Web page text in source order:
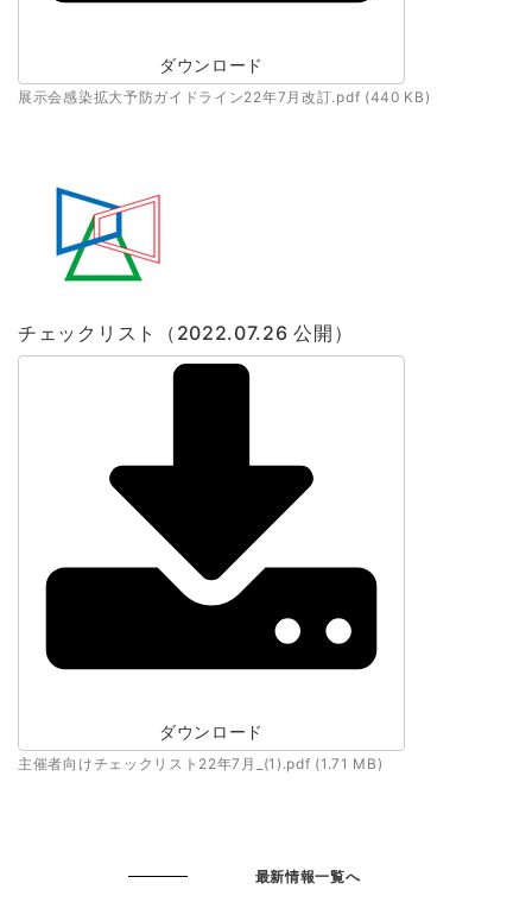
ダウンロード
展示会感染拡大予防ガイドライン22年7月改訂.pdf (440 KB)
チェックリスト（2022.07.26 公開）
ダウンロード
主催者向けチェックリスト22年7月_(1).pdf (1.71 MB)
最新情報一覧へ